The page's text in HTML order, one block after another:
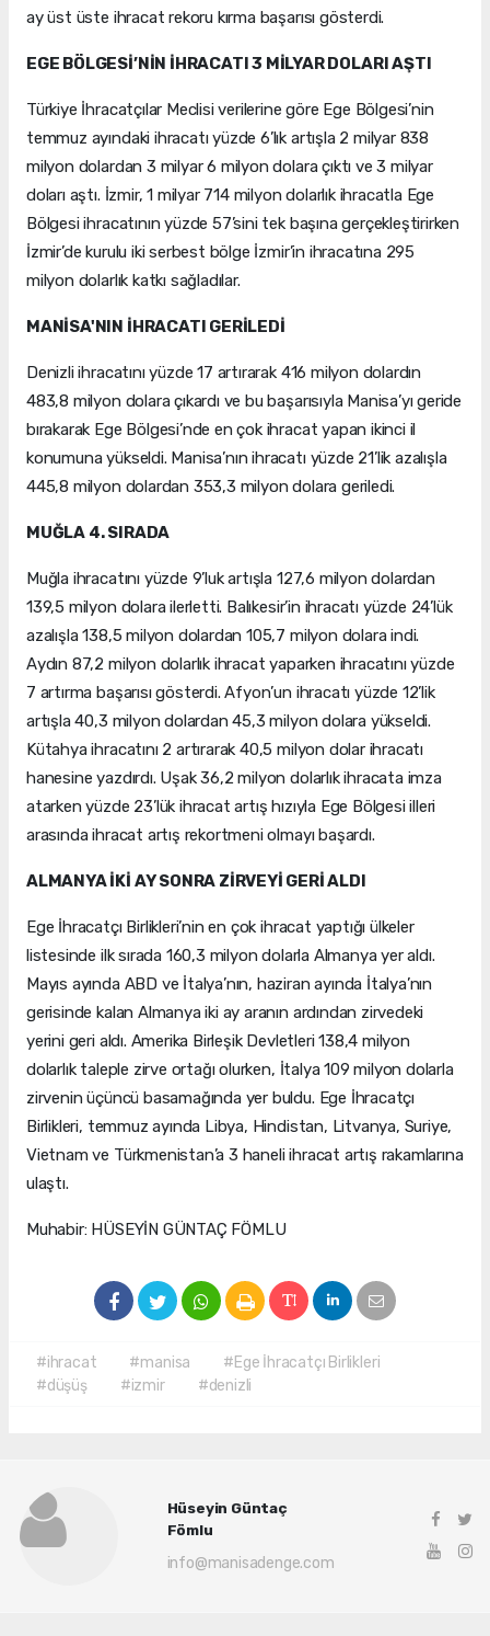
ay üst üste ihracat rekoru kırma başarısı gösterdi.
EGE BÖLGESİ’NİN İHRACATI 3 MİLYAR DOLARI AŞTI
Türkiye İhracatçılar Meclisi verilerine göre Ege Bölgesi’nin
temmuz ayındaki ihracatı yüzde 6’lık artışla 2 milyar 838
milyon dolardan 3 milyar 6 milyon dolara çıktı ve 3 milyar
doları aştı. İzmir, 1 milyar 714 milyon dolarlık ihracatla Ege
Bölgesi ihracatının yüzde 57’sini tek başına gerçekleştirirken
İzmir’de kurulu iki serbest bölge İzmir’in ihracatına 295
milyon dolarlık katkı sağladılar.
MANİSA'NIN İHRACATI GERİLEDİ
Denizli ihracatını yüzde 17 artırarak 416 milyon dolardın
483,8 milyon dolara çıkardı ve bu başarısıyla Manisa’yı geride
bırakarak Ege Bölgesi’nde en çok ihracat yapan ikinci il
konumuna yükseldi. Manisa’nın ihracatı yüzde 21’lik azalışla
445,8 milyon dolardan 353,3 milyon dolara geriledi.
MUĞLA 4. SIRADA
Muğla ihracatını yüzde 9’luk artışla 127,6 milyon dolardan
139,5 milyon dolara ilerletti. Balıkesir’in ihracatı yüzde 24’lük
azalışla 138,5 milyon dolardan 105,7 milyon dolara indi.
Aydın 87,2 milyon dolarlık ihracat yaparken ihracatını yüzde
7 artırma başarısı gösterdi. Afyon’un ihracatı yüzde 12’lik
artışla 40,3 milyon dolardan 45,3 milyon dolara yükseldi.
Kütahya ihracatını 2 artırarak 40,5 milyon dolar ihracatı
hanesine yazdırdı. Uşak 36,2 milyon dolarlık ihracata imza
atarken yüzde 23’lük ihracat artış hızıyla Ege Bölgesi illeri
arasında ihracat artış rekortmeni olmayı başardı.
ALMANYA İKİ AY SONRA ZİRVEYİ GERİ ALDI
Ege İhracatçı Birlikleri’nin en çok ihracat yaptığı ülkeler
listesinde ilk sırada 160,3 milyon dolarla Almanya yer aldı.
Mayıs ayında ABD ve İtalya’nın, haziran ayında İtalya’nın
gerisinde kalan Almanya iki ay aranın ardından zirvedeki
yerini geri aldı. Amerika Birleşik Devletleri 138,4 milyon
dolarlık taleple zirve ortağı olurken, İtalya 109 milyon dolarla
zirvenin üçüncü basamağında yer buldu. Ege İhracatçı
Birlikleri, temmuz ayında Libya, Hindistan, Litvanya, Suriye,
Vietnam ve Türkmenistan’a 3 haneli ihracat artış rakamlarına
ulaştı.
Muhabir: HÜSEYİN GÜNTAÇ FÖMLU
#ihracat #manisa
#Ege İhracatçı Birlikleri
#düşüş
#izmir #denizli
Hüseyin Güntaç
Fömlu
info@manisadenge.com